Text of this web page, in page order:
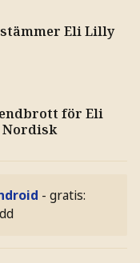
Eli Lilly
för Eli
Nordisk
- gratis: